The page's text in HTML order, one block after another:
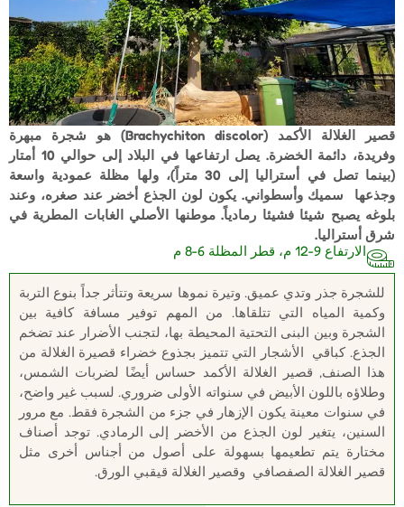
قصير الغلالة الأكمد (Brachychiton discolor) هو شجرة مبهرة
وفريدة، دائمة الخضرة. يصل ارتفاعها في البلاد إلى حوالي 10 أمتار
(بينما تصل في أستراليا إلى 30 متراً)، ولها مظلة عمودية واسعة
وجذعها سميك وأسطواني. يكون لون الجذع أخضر عند صغره، وعند
بلوغه يصبح شيئا فشيئا رمادياً. موطنها الأصلي الغابات المطرية في
شرق أستراليا.
الارتفاع 9-12 م، قطر المظلة 6-8 م
للشجرة جذر وتدي عميق. وتيرة نموها سريعة وتتأثر جداً بنوع التربة
وكمية المياه التي تتلقاها. من المهم توفير مسافة كافية بين
الشجرة وبين البنى التحتية المحيطة بها، لتجنب الأضرار عند تضخم
الجذع. كباقي الأشجار التي تتميز بجذوع خضراء قصيرة الغلالة من
هذا الصنف, قصير الغلالة الأكمد حساس أيضًا لضربات الشمس،
وطلاؤه باللون الأبيض في سنواته الأولى ضروري. لسبب غير واضح،
في سنوات معينة يكون الإزهار في جزء من الشجرة فقط. مع مرور
السنين، يتغير لون الجذع من الأخضر إلى الرمادي. توجد أصناف
مختارة يتم تطعيمها بسهولة على أصول من أجناس أخرى مثل
قصير الغلالة الصفصافي وقصير الغلالة قيقبي الورق.